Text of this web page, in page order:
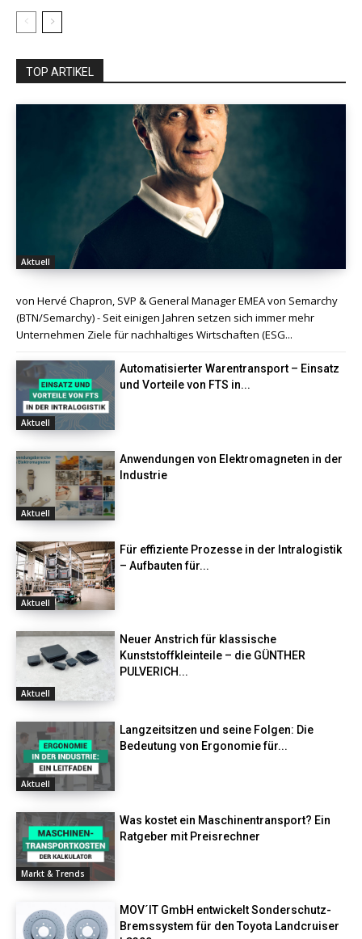
TOP ARTIKEL
Aktuell
von Hervé Chapron, SVP & General Manager EMEA von Semarchy
(BTN/Semarchy) - Seit einigen Jahren setzen sich immer mehr
Unternehmen Ziele für nachhaltiges Wirtschaften (ESG...
Aktuell
Automatisierter Warentransport – Einsatz
und Vorteile von FTS in...
Aktuell
Anwendungen von Elektromagneten in der
Industrie
Aktuell
Für effiziente Prozesse in der Intralogistik
– Aufbauten für...
Aktuell
Neuer Anstrich für klassische
Kunststoffkleinteile – die GÜNTHER
PULVERICH...
Aktuell
Langzeitsitzen und seine Folgen: Die
Bedeutung von Ergonomie für...
Markt & Trends
Was kostet ein Maschinentransport? Ein
Ratgeber mit Preisrechner
MOV´IT GmbH entwickelt Sonderschutz-
Bremssystem für den Toyota Landcruiser